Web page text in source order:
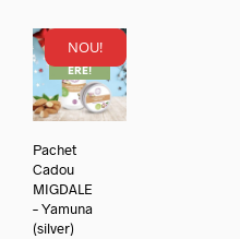
NOU!
REDUC
ERE!
Pachet
Cadou
MIGDALE
– Yamuna
(silver)